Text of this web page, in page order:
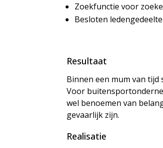
Zoekfunctie voor
Besloten
Resultaat
Binnen een mum van tijd
Voor
wel benoemen van
gevaarlijk zijn.
Realisatie